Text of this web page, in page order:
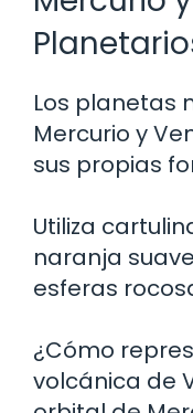
Los planetas
Mercurio y
sus propias
Utiliza
naranja
esferas
¿Cómo
volcánica de